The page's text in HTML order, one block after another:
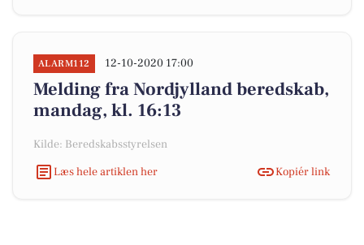
ALARM112 12-10-2020 17:00
Melding fra Nordjylland beredskab,
mandag, kl. 16:13
Kilde: Beredskabsstyrelsen
Læs hele artiklen her
Kopiér link